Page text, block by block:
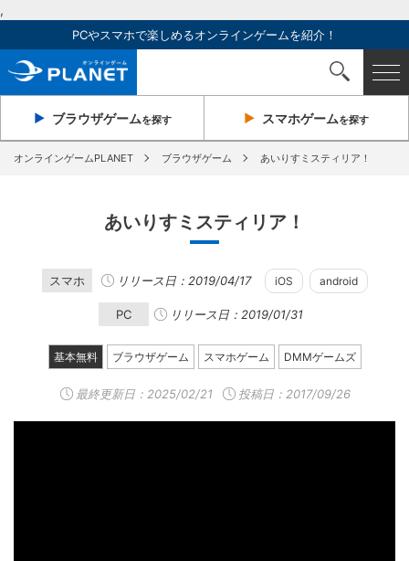
,
PCやスマホで楽しめるオンラインゲームを紹介！
ブラウザゲームを探す スマホゲームを探す
オンラインゲームPLANET ブラウザゲーム あいりすミスティリア！
あいりすミスティリア！
スマホ リリース日：2019/04/17 iOS android
PC リリース日：2019/01/31
基本無料 ブラウザゲーム スマホゲーム DMMゲームズ
最終更新日： 2025/02/21 投稿日：2017/09/26